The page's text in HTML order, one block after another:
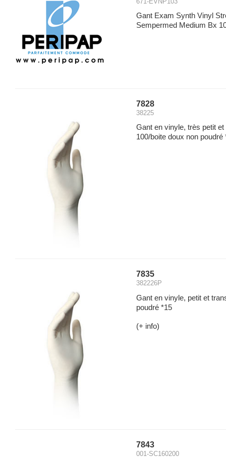
671-EVNP103
Gant Exam Synth Vinyl
Sempermed Medium Bx
7828
38225
Gant en vinyle, très petit
100/boite doux non poudré
7835
382226P
Gant en vinyle, petit et
poudré *15
(+ info)
7843
001-SC160200